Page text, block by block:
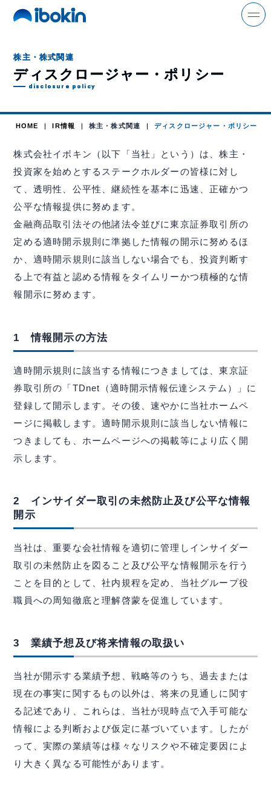
解体事業
環境事業
金属事業
運輸事業
IR情報
基本情報
IRライブラリー
株主・株式関連
財務ハイライト
IRニュース
IRよくある質問
イボキン ブログ
株主・株式関連
ディスクロージャー・ポリシー
disclosure policy
HOME IR情報 株主・株式関連 ディスクロージャー・ポリシー
株式会社イボキン（以下「当社」という）は、株主・
投資家を始めとするステークホルダーの皆様に対し
て、透明性、公平性、継続性を基本に迅速、正確かつ
公平な情報提供に努めます。
金融商品取引法その他諸法令並びに東京証券取引所の
定める適時開示規則に準拠した情報の開示に努めるほ
か、適時開示規則に該当しない場合でも、投資判断す
る上で有益と認める情報をタイムリーかつ積極的な情
報開示に努めます。
1 情報開示の方法
適時開示規則に該当する情報につきましては、東京証
券取引所の「TDnet（適時開示情報伝達システム）」に
登録して開示します。その後、速やかに当社ホームペ
ージに掲載します。適時開示規則に該当しない情報に
つきましても、ホームページへの掲載等により広く開
示します。
2 インサイダー取引の未然防止及び公平な情報
開示
当社は、重要な会社情報を適切に管理しインサイダー
取引の未然防止を図ること及び公平な情報開示を行う
ことを目的として、社内規程を定め、当社グループ役
職員への周知徹底と理解啓蒙を促進しています。
3 業績予想及び将来情報の取扱い
当社が開示する業績予想、戦略等のうち、過去または
現在の事実に関するもの以外は、将来の見通しに関す
る記述であり、これらは、当社が現時点で入手可能な
情報による判断および仮定に基づいています。したが
って、実際の業績等は様々なリスクや不確定要因によ
り大きく異なる可能性があります。